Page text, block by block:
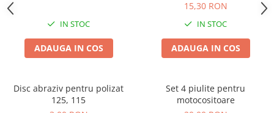
IN STOC
ADAUGA IN COS
15,30 RON
IN STOC
ADAUGA IN COS
Disc abraziv pentru polizat
125, 115
Set 4 piulite pentru
motocositoare